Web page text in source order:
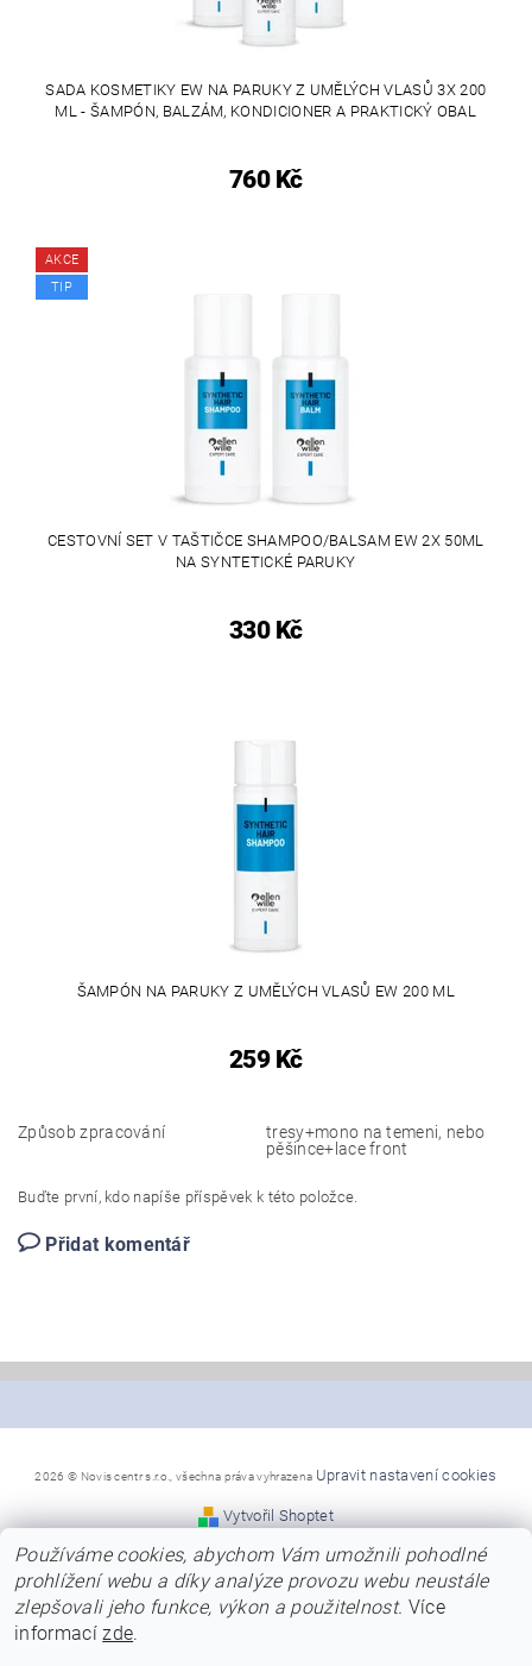
SADA KOSMETIKY EW NA PARUKY Z UMĚLÝCH VLASŮ 3X 200
ML - ŠAMPÓN, BALZÁM, KONDICIONER A PRAKTICKÝ OBAL
760 Kč
AKCE
TIP
CESTOVNÍ SET V TAŠTIČCE SHAMPOO/BALSAM EW 2X 50ML
NA SYNTETICKÉ PARUKY
330 Kč
ŠAMPÓN NA PARUKY Z UMĚLÝCH VLASŮ EW 200 ML
259 Kč
Způsob zpracování
tresy+mono na temeni, nebo
pěšince+lace front
Buďte první, kdo napíše příspěvek k této položce.
Přidat komentář
2026 © Novis centr s.r.o., všechna práva vyhrazena Upravit nastavení cookies
Vytvořil Shoptet
*Snažíme se, aby naše stránky byly co nejpřehlednější a
poskytly Vám dostatek informací
o nabízených modelech, jejich barvách a kvalitě.
Přesto se předem omlouváme za případné chyby v názvech,
nebo za chybně uvedené barvy
Používáme cookies, abychom Vám umožnili pohodlné
prohlížení webu a díky analýze provozu webu neustále
zlepšovali jeho funkce, výkon a použitelnost. Více
informacízde.